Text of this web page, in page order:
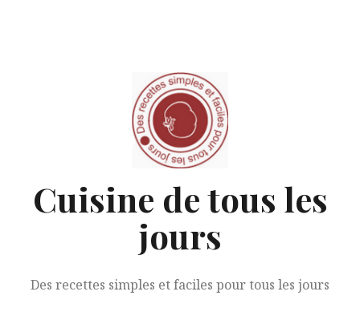
Cuisine de tous les
jours
Des recettes simples et faciles pour tous les jours